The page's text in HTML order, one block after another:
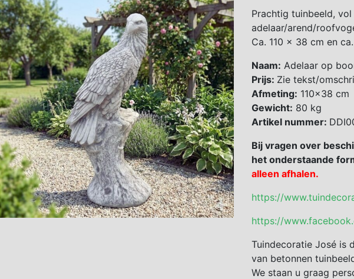
Prachtig tuinbeeld,
adelaar/arend/
Ca. 110 x 38 cm en
Naam: Adelaar op
Prijs: Zie tekst/
Afmeting: 110×38 cm
Gewicht: 80 kg
Artikel nummer:
Bij vragen over
het onderstaande
alleen afhalen.
https://
https://
Tuindecoratie José is
van betonnen
We staan u graag